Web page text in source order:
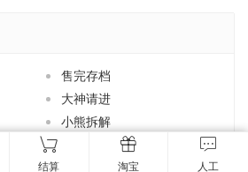
售完存档
大神请进
小熊拆解
结算 淘宝 人工